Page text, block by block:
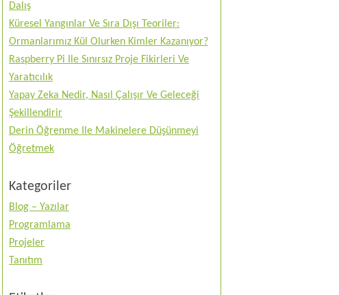
Dalış
Küresel Yangınlar Ve Sıra Dışı Teoriler:
Ormanlarımız Kül Olurken Kimler Kazanıyor?
Raspberry Pi Ile Sınırsız Proje Fikirleri Ve
Yaratıcılık
Yapay Zeka Nedir, Nasıl Çalışır Ve Geleceği
Şekillendirir
Derin Öğrenme Ile Makinelere Düşünmeyi
Öğretmek
Kategoriler
Blog – Yazılar
Programlama
Projeler
Tanıtım